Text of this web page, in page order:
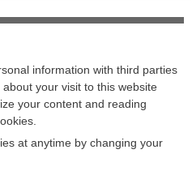
information with third parties
your visit to this website
your content and reading
at anytime by changing your